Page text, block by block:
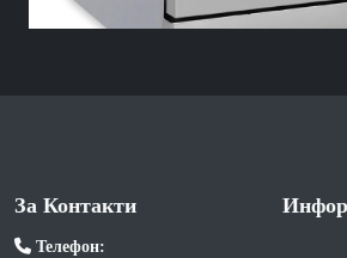
За Контакти
Телефон: